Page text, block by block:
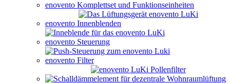
enovento Komplettset und Funktionseinheiten
enovento Innenblenden
enovento Steuerung
enovento Filter